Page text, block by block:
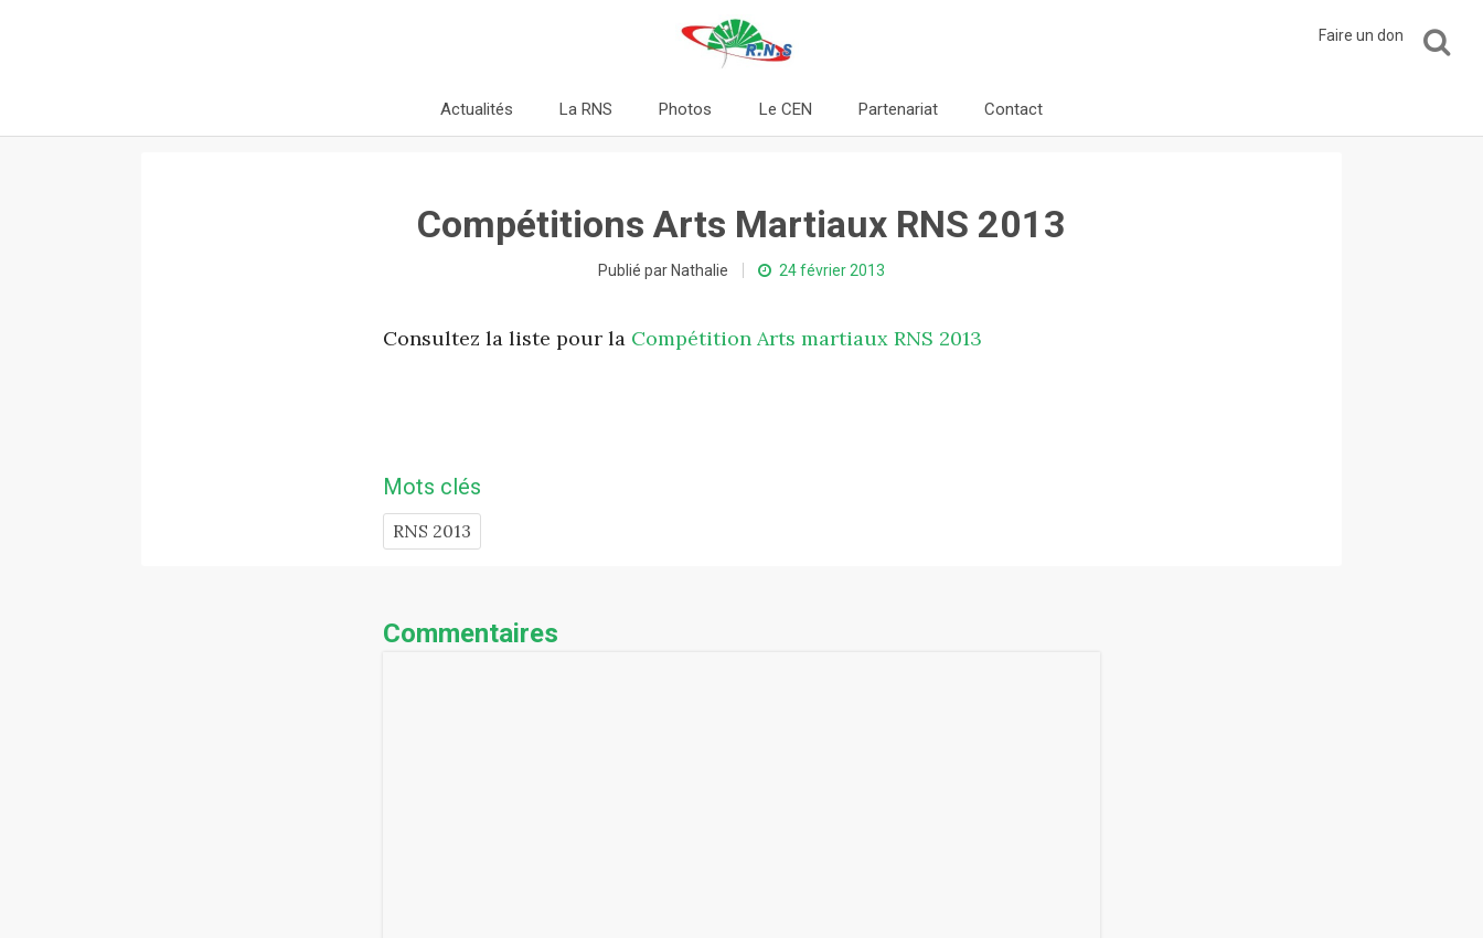
Faire un don
Actualités La RNS Photos Le CEN Partenariat Contact
Compétitions Arts Martiaux RNS 2013
Publié par Nathalie 24 février 2013
Consultez la liste pour la Compétition Arts martiaux RNS 2013
Mots clés
RNS 2013
Commentaires